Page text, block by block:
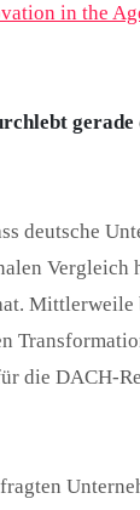
in the
deutsche
Vergleich
die DACH-